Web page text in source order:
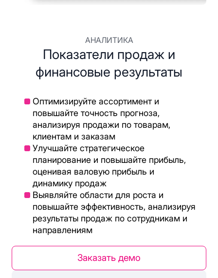
АНАЛИТИКА
Показатели продаж и
финансовые результаты
Оптимизируйте ассортимент и
повышайте точность прогноза,
анализируя продажи по товарам,
клиентам и заказам
Улучшайте стратегическое
планирование и повышайте прибыль,
оценивая валовую прибыль и
динамику продаж
Выявляйте области для роста и
повышайте эффективность, анализируя
результаты продаж по сотрудникам и
направлениям
Заказать демо